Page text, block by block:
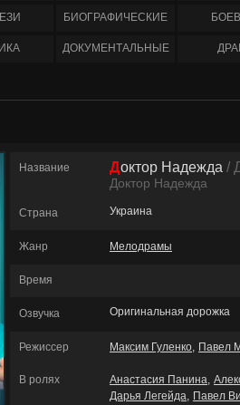
БИОГРАФИЧЕСКИЕ
ДОКУМЕНТАЛЬНЫЕ
Название Доктор Надежда /
Доктор Надежда
Страна Украина
Жанр Мелодрамы
Время
Озвучка Оригинальная дорожка
Режиссер Максим Гуленко Павел
В ролях Анастасия Панина
Дарья Легейда
Павел